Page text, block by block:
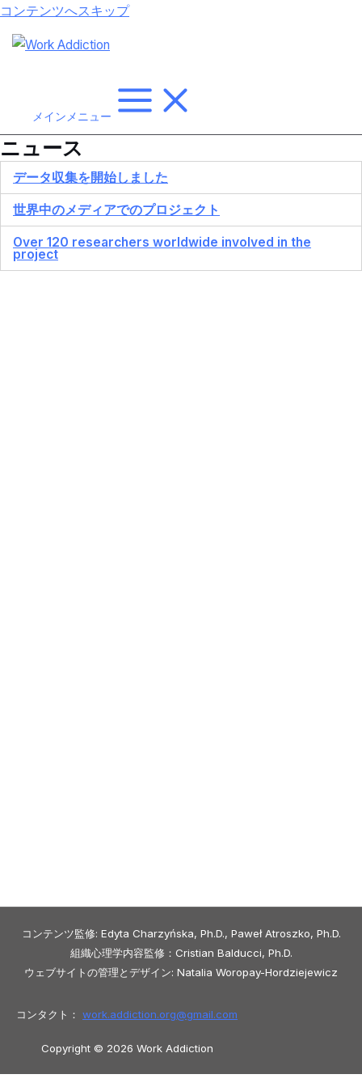
コンテンツへスキップ
メインメニュー
ニュース
データ収集を開始しました
世界中のメディアでのプロジェクト
Over 120 researchers worldwide involved in the
project
コンテンツ監修: Edyta Charzyńska, Ph.D., Paweł Atroszko, Ph.D.
組織心理学内容監修：Cristian Balducci, Ph.D.
ウェブサイトの管理とデザイン: Natalia Woropay-Hordziejewicz
コンタクト： work.addiction.org@gmail.com
Copyright © 2026 Work Addiction